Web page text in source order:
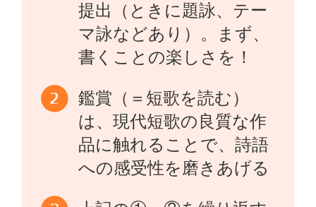
提出（ときに題詠、テー
マ詠などあり）。まず、
書くことの楽しさを！
鑑賞（＝短歌を読む）
は、現代短歌の良質な作
品に触れることで、詩語
への感受性を磨きあげる